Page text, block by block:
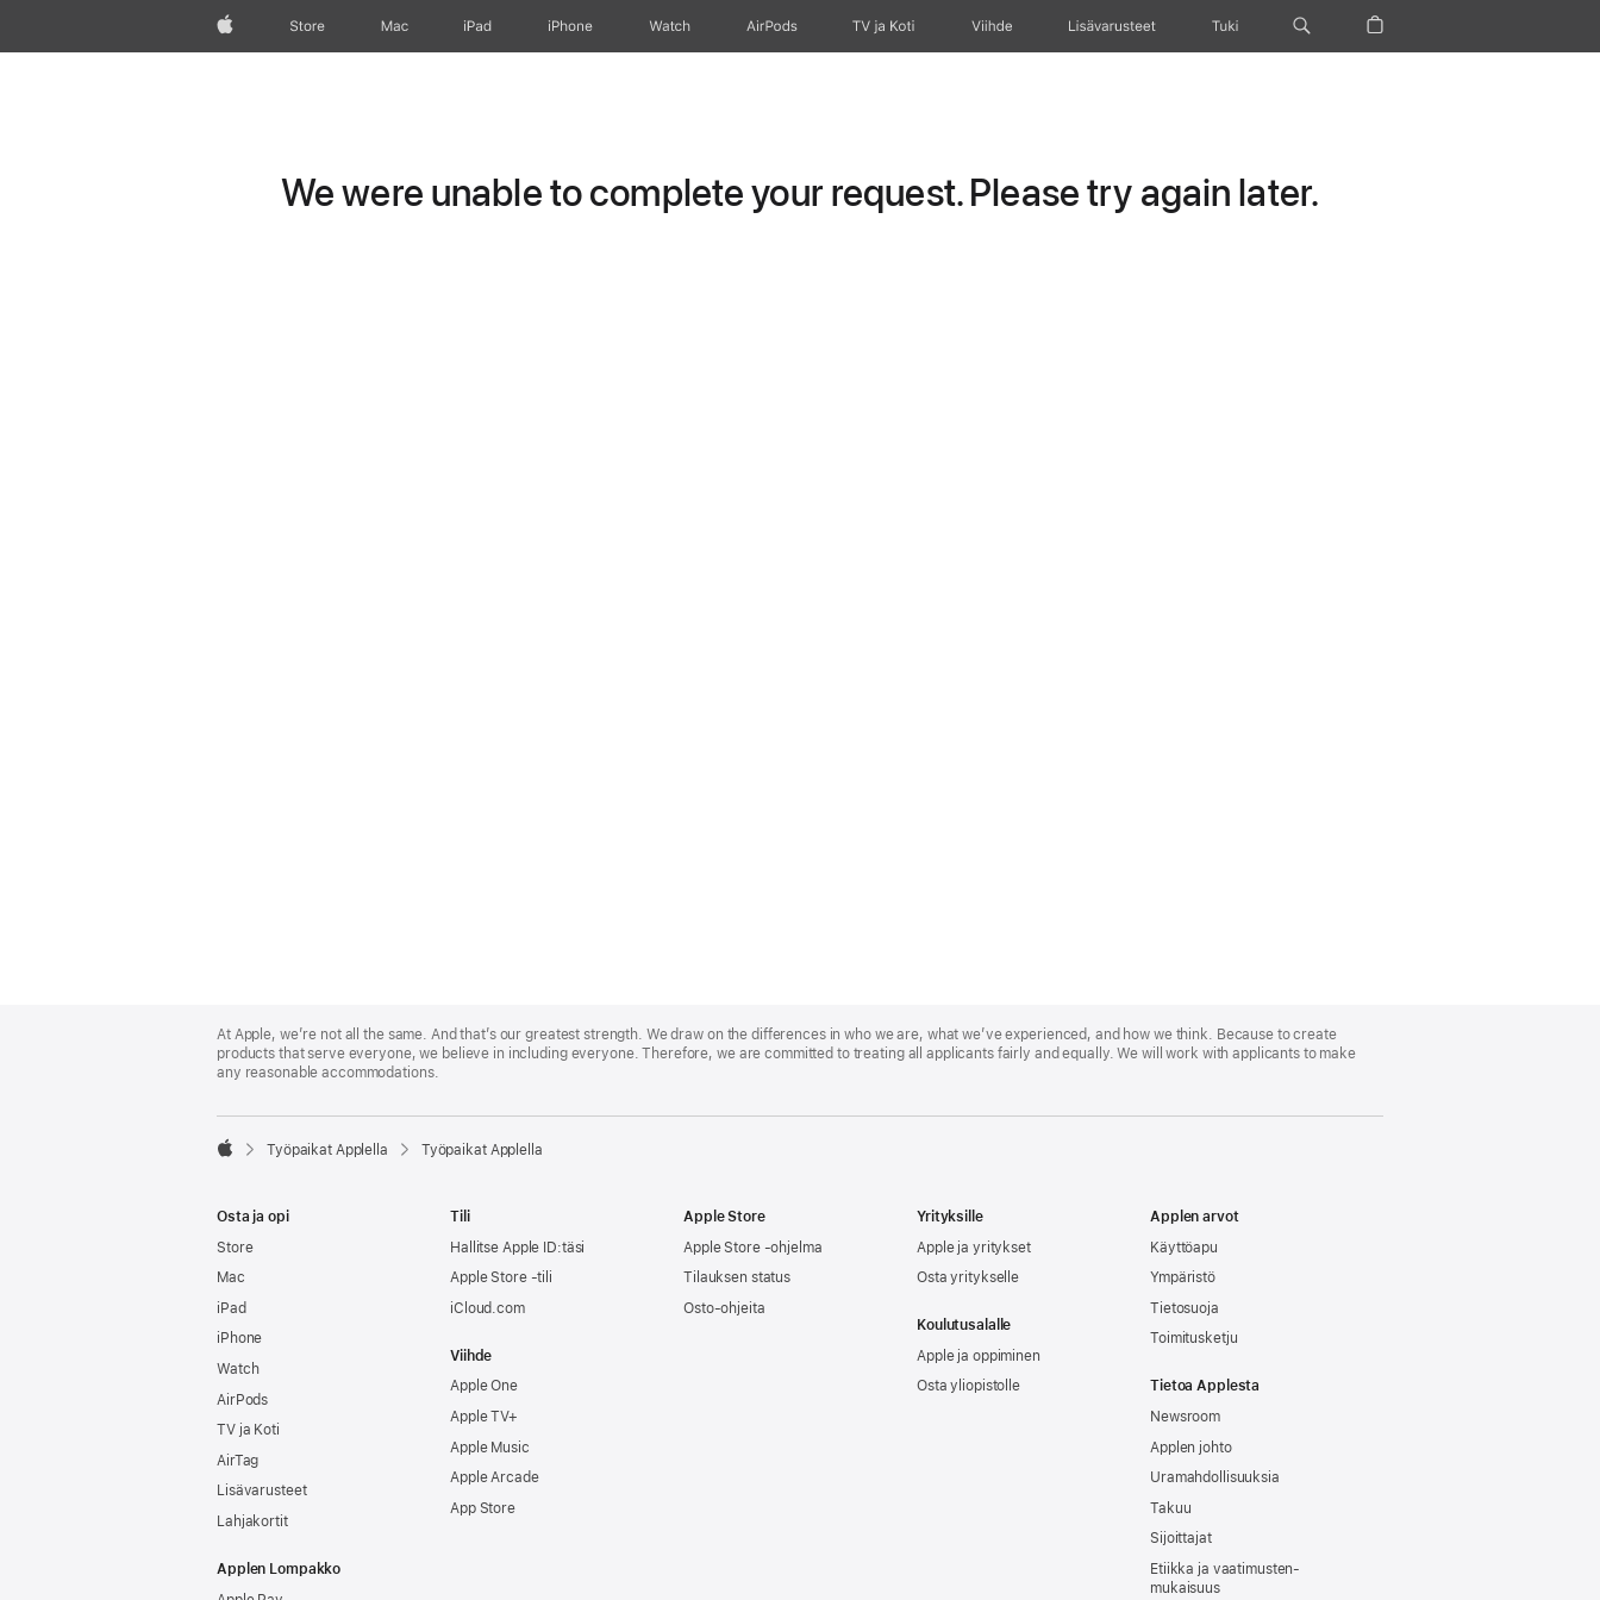
Apple Store Mac iPad iPhone Watch AirPods TV ja Koti Viihde Lisävarusteet Tuki
We were unable to complete your request. Please try again later.
Footer
At Apple, we’re not all the same. And that’s our greatest strength. We draw on the differences in who we are, what we’ve experienced, and how we think. Because to create
products that serve everyone, we believe in including everyone. Therefore, we are committed to treating all applicants fairly and equally. We will work with applicants to make
any reasonable accommodations.

Työpaikat Applella Työpaikat Applella
Osta ja opi
Store
Mac
iPad
iPhone
Watch
AirPods
TV ja Koti
AirTag
Lisävarusteet
Lahjakortit
Applen Lompakko
Tili
Hallitse Apple ID:täsi
Apple Store -tili
iCloud.com
Viihde
Apple One
Apple TV+
Apple Music
Apple Arcade
App Store
Apple Store
Apple Store -ohjelma
Tilauksen status
Osto-ohjeita
Yrityksille
Apple ja yritykset
Osta yritykselle
Koulutusalalle
Apple ja oppiminen
Osta yliopistolle
Applen arvot
Käyttöapu
Ympäristö
Tietosuoja
Toimitusketju
Tietoa Applesta
Newsroom
Applen johto
Uramahdollisuuksia
Takuu
Sijoittajat
Etiikka ja vaatimusten­
mukaisuus